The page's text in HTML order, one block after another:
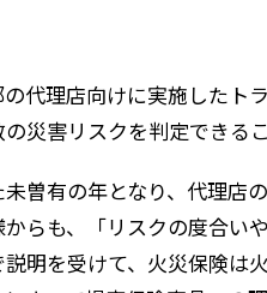
の代理店向けに実施したト
災害リスクを判定できる
曽有の年となり、代理店
らも、「リスクの度合い
明を受けて、火災保険は